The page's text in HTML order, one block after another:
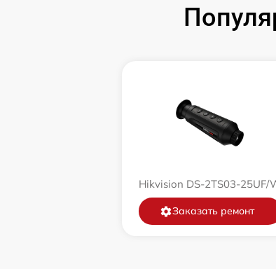
Прошивка (Обновление ПО)
Восстановление после попадания
Hikvision DS-2TS03-25UF/
Заказать ремонт